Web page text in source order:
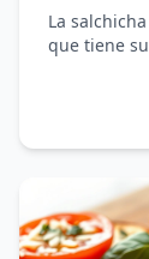
La
que tiene